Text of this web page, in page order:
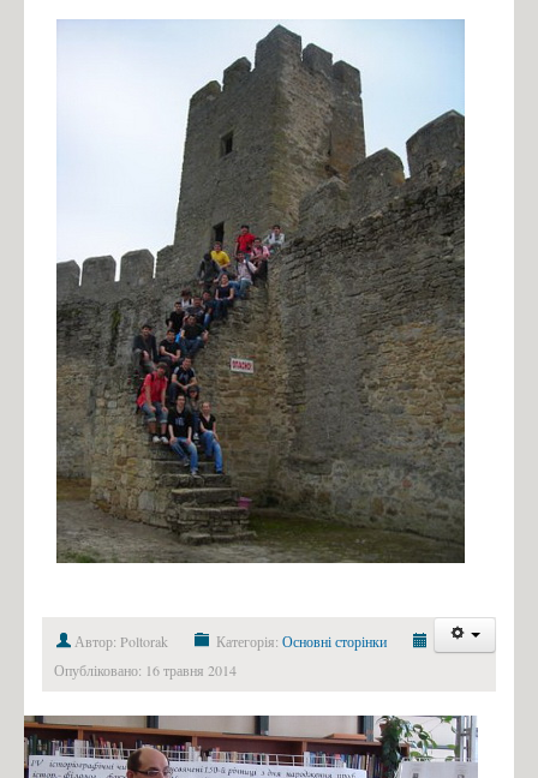
Автор: Poltorak Категорія: Основні сторінки
Опубліковано: 16 травня 2014